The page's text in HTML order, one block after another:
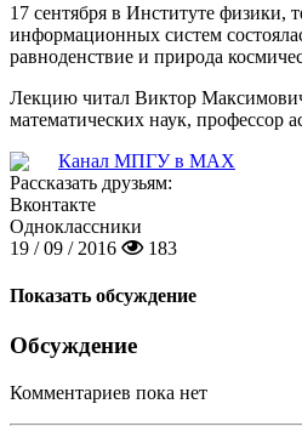
17 сентября в Институте физики,
информационных систем
равноденствие и природа
Лекцию читал Виктор
математических наук, профессор
Канал МПГУ в MAX
Рассказать друзьям:
Вконтакте
Одноклассники
19 / 09 / 2016
183
Показать обсуждение
Обсуждение
Комментариев пока нет